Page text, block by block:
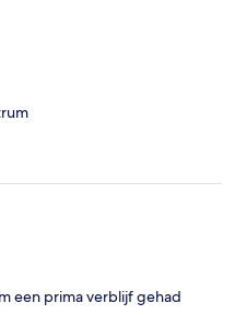
een prima verblijf gehad